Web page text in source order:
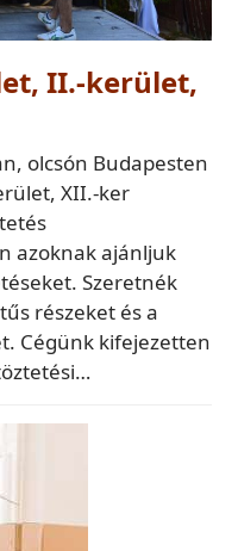
II.-kerület,
olcsón Budapesten
XII.-ker
azoknak ajánljuk
Szeretnék
részeket és a
Cégünk kifejezetten